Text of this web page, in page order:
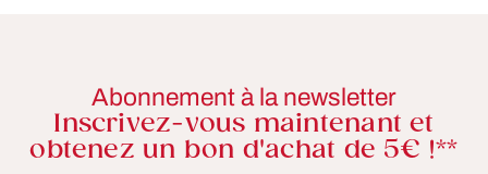
Abonnement à la newsletter
Inscrivez-vous maintenant et
obtenez un bon d'achat de 5€ !**